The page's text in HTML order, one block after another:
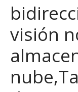
visión